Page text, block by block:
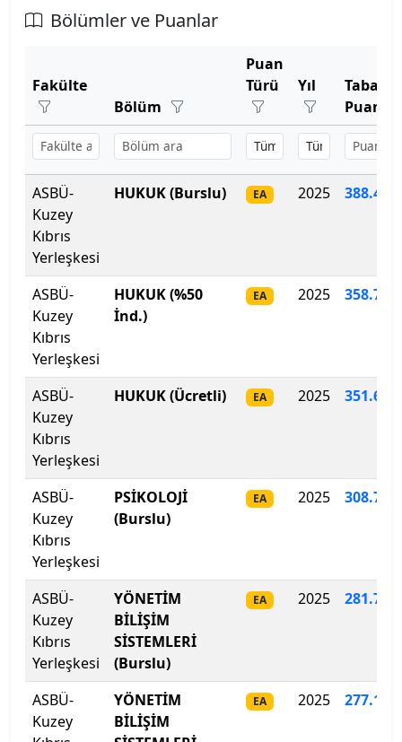
Aydın Adnan Menderes Üniversitesi
Azerbaycan Devlet Pedagoji Üniversitesi
Bahçeşehir Kıbrıs Üniversitesi
Bahçeşehir Üniversitesi
Balıkesir Üniversitesi
Bandırma Onyedi Eylül Üniversitesi
Bartın Üniversitesi
Başkent Üniversitesi
Başkent Üniversitesi
Başkent Üniversitesi
Batman Üniversitesi
Bayburt Üniversitesi
Beykoz Üniversitesi
Bezm-İ Alem Vakıf Üniversitesi
Bilecik Şeyh Edebali Üniversitesi
Bingöl Üniversitesi
Bölümler ve Puanlar
Fakülte
Bölüm
Puan
Türü
Yıl
Taban
Puan
ASBÜ-
Kuzey
Kıbrıs
Yerleşkesi
HUKUK (Burslu) EA 2025 388.475
ASBÜ-
Kuzey
Kıbrıs
Yerleşkesi
HUKUK (%50
İnd.)
EA 2025 358.711
ASBÜ-
Kuzey
Kıbrıs
Yerleşkesi
HUKUK (Ücretli) EA 2025 351.639
ASBÜ-
Kuzey
Kıbrıs
Yerleşkesi
PSİKOLOJİ
(Burslu)
EA 2025 308.731
ASBÜ-
Kuzey
Kıbrıs
Yerleşkesi
YÖNETİM
BİLİŞİM
SİSTEMLERİ
(Burslu)
EA 2025 281.709
ASBÜ-
Kuzey
YÖNETİM
BİLİŞİM
EA 2025 277.163